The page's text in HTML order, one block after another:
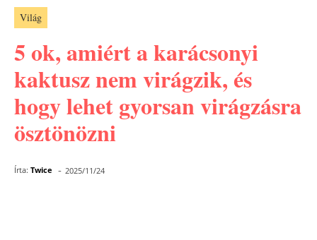
Világ
5 ok, amiért a karácsonyi
kaktusz nem virágzik, és
hogy lehet gyorsan virágzásra
ösztönözni
Írta: Twice - 2025/11/24